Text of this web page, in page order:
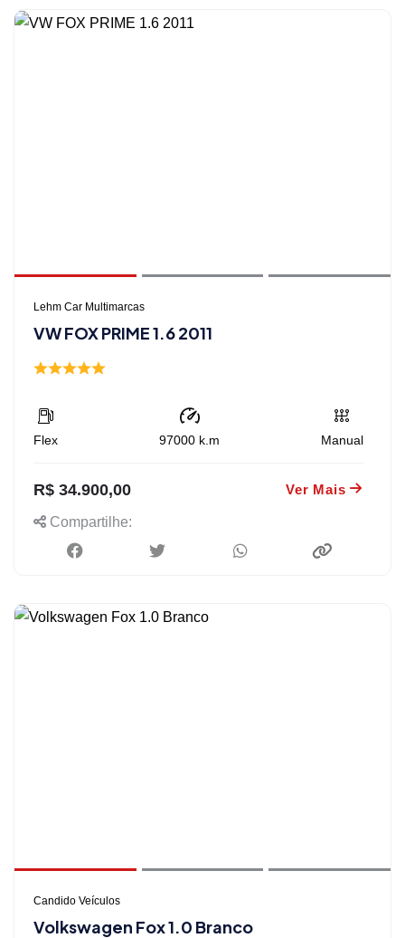
Lehm Car Multimarcas
VW FOX PRIME 1.6 2011
Flex 97000 k.m Manual
R$ 34.900,00 Ver Mais
Compartilhe:
Candido Veículos
Volkswagen Fox 1.0 Branco